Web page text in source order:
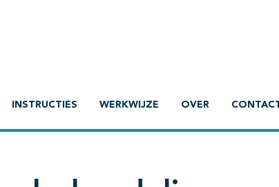
INSTRUCTIES WERKWIJZE OVER